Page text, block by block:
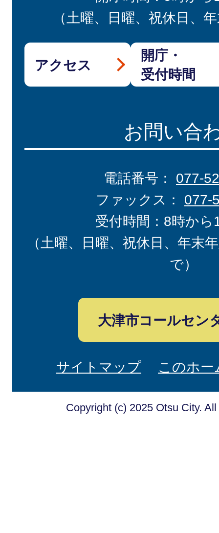
（土曜、日曜、祝休日、
アクセス
開庁・
受付時間
お問い合
電話番号： 077-
ファックス： 077-
受付時間：8時から
（土曜、日曜、祝休日、年末
で）
大津市コールセン
サイトマップ このホ
Copyright (c) 2025 Otsu City.